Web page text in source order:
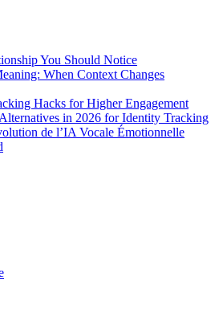
You Should Notice
When Context Changes
Hacks for Higher Engagement
in 2026 for Identity Tracking
de l’IA Vocale Émotionnelle